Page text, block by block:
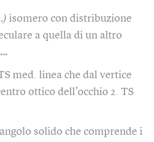
isomero con distribuzione
a quella di un altro
med. linea che dal vertice
ottico dell'occhio 2. TS
angolo solido che comprende i